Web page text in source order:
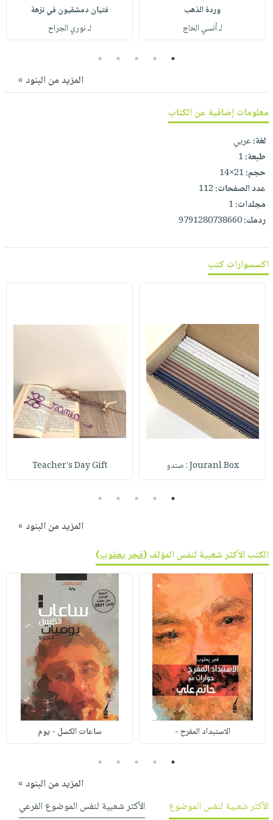
مناسبات
فيديوهات
نيل
وفرات
كتابك
تواصل
معنا
وردة الذهب
لـ أنسي الحاج
فتيان دمشقيون في نزهة
لـ نوري الجراح
1
2
3
4
5
المزيد من البنود »
معلومات إضافية عن الكتاب
لغة:عربي
طبعة:1
حجم:21×14
عدد الصفحات:112
مجلدات:1
ردمك:9791280738660
اكسسوارات كتب
Jouranl Box : صندو Teacher's Day Gift
1
2
3
4
5
المزيد من البنود »
الكتب الأكثر شعبية لنفس المؤلف (فجر يعقوب)
الاستبداد المفرح - ساعات الكسل - يوم
1
2
3
4
5
المزيد من البنود »
الأكثر شعبية لنفس الموضوع
الأكثر شعبية لنفس الموضوع الفرعي